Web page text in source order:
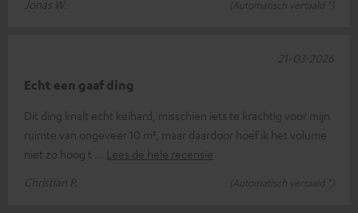
Jonas W.
(Automatisch vertaald *)
Echt een gaaf ding
Dit ding knalt echt keihard, misschien iets te krachtig voor mijn
ruimte van ongeveer 10 m², maar daardoor hoef ik het volume
niet zo hoog t
Lees de hele recensie
Christian P.
(Automatisch vertaald *)
21-03-2026